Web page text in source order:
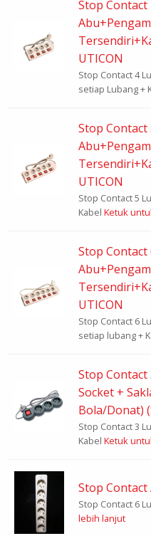
Stop Contact
UTICON
Stop Contact 4
setiap Lubang +
Stop Contact
UTICON
Stop Contact 5
Kabel Ketuk
Stop Contact
UTICON
Stop Contact 6
setiap lubang +
Stop Contact
Socket +
Bola/Donat)
Stop Contact 3
Kabel Ketuk
Stop Contact
Stop Contact 6
lebih lanjut